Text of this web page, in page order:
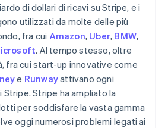
di dollari di ricavi su Stripe, e i
utilizzati da molte delle più
fra cui Amazon, Uber, BMW,
. Al tempo stesso, oltre
fra cui start-up innovative come
e Runwayattivano ogni
Stripe ha ampliato la
per soddisfare la vasta gamma
oggi numerosi problemi legati ai